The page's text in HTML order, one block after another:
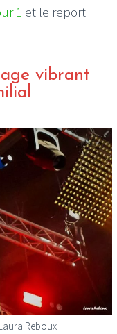
1 et le report
vibrant
Reboux